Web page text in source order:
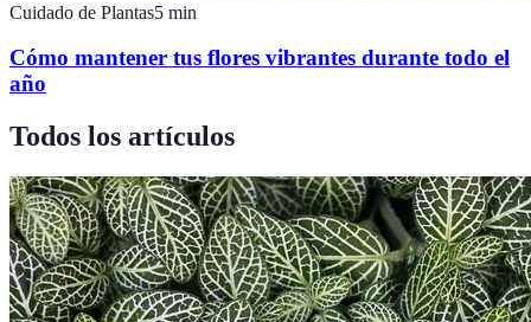
Cuidado de Plantas5 min
Cómo mantener tus flores vibrantes durante todo el
año
Todos los artículos